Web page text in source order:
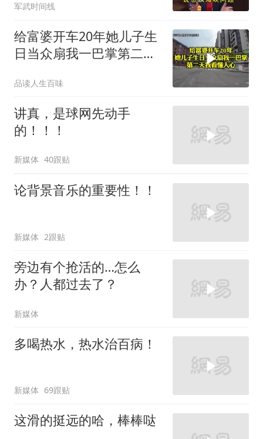
军武时间线
给富婆开车20年她儿子生
日当众扇我一巴掌第二天
品读人生百味
讲真，是球网先动手
的！！！
新媒体 40跟贴
论背景音乐的重要性！！
新媒体 2跟贴
旁边有个抢活的…怎么
办？人都过去了？
新媒体
多喝热水，热水治百病！
新媒体 69跟贴
这滑的挺远的哈，棒棒哒